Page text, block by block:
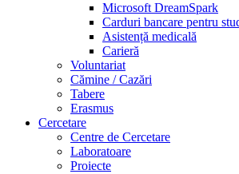
Microsoft DreamSpark
Carduri bancare pentru
Asistență medicală
Carieră
Voluntariat
Cămine / Cazări
Tabere
Erasmus
Cercetare
Centre de Cercetare
Laboratoare
Proiecte